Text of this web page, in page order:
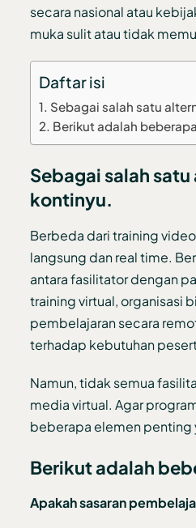
secara nasional atau
muka sulit atau tidak
Daftar isi
Sebagai salah satu
Berikut adalah
Sebagai salah
kontinyu.
Berbeda dari training
langsung dan real time.
antara fasilitator dengan
training virtual, organisasi
pembelajaran secara
terhadap kebutuhan
Namun, tidak semua
media virtual. Agar
beberapa elemen penting
Berikut adalah
Apakah sasaran